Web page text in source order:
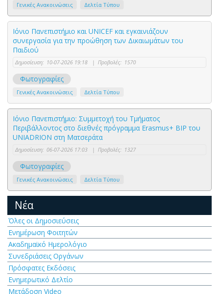
Γενικές Ανακοινώσεις Δελτία Τύπου
Ιόνιο Πανεπιστήμιο και UNICEF και εγκαινιάζουν
συνεργασία για την προώθηση των Δικαιωμάτων του
Παιδιού
Δημοσίευση: 10-07-2026 19:18 | Προβολές: 1570
Φωτογραφίες
Γενικές Ανακοινώσεις Δελτία Τύπου
Ιόνιο Πανεπιστήμιο: Συμμετοχή του Τμήματος
Περιβάλλοντος στο διεθνές πρόγραμμα Erasmus+ BIP του
UNIADRION στη Ματσεράτα
Δημοσίευση: 06-07-2026 17:03 | Προβολές: 1327
Φωτογραφίες
Γενικές Ανακοινώσεις Δελτία Τύπου
Νέα
Όλες οι Δημοσιεύσεις
Ενημέρωση Φοιτητών
Ακαδημαϊκό Ημερολόγιο
Συνεδριάσεις Οργάνων
Πρόσφατες Εκδόσεις
Ενημερωτικό Δελτίο
Μετάδοση Video